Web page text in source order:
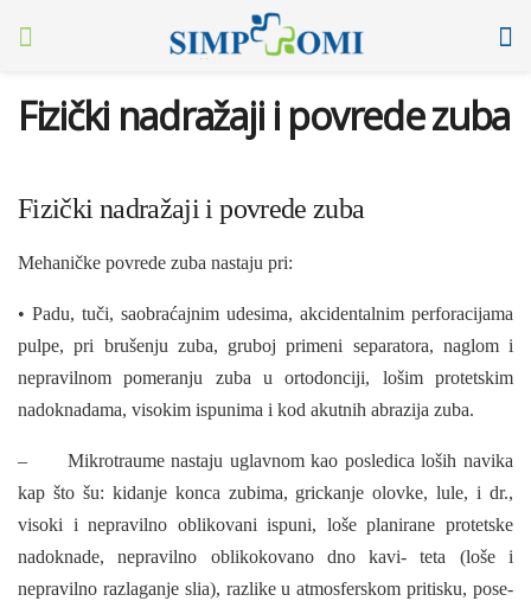
Fizički nadražaji i povrede zuba
Fizički nadražaji i povrede zuba
Mehaničke povrede zuba nastaju pri:
• Padu, tuči, saobraćajnim udesima, akcidentalnim perforacijama
pulpe, pri brušenju zuba, gruboj primeni separatora, naglom i
nepravilnom pomeranju zuba u ortodonciji, lošim protetskim
nadoknadama, visokim ispunima i kod akutnih abrazija zuba.
– Mikrotraume nastaju uglavnom kao posledica loših navika
kap što šu: kidanje konca zubima, grickanje olovke, lule, i dr.,
visoki i nepravilno oblikovani ispuni, loše planirane protetske
nadoknade, nepravilno oblikokovano dno kavi- teta (loše i
nepravilno razlaganje slia), razlike u atmosferskom pritisku, pose­